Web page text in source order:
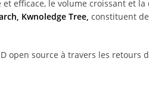
efficace, le volume croissant et
Kwnoledge Tree, constituent
open source à travers les retours